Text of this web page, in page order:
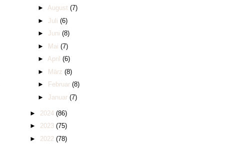
► August (7)
► Juli (6)
► Juni (8)
► Mai (7)
► April (6)
► März (8)
►
Februar (8)
► Januar (7)
► 2024 (86)
► 2023 (75)
► 2022 (78)